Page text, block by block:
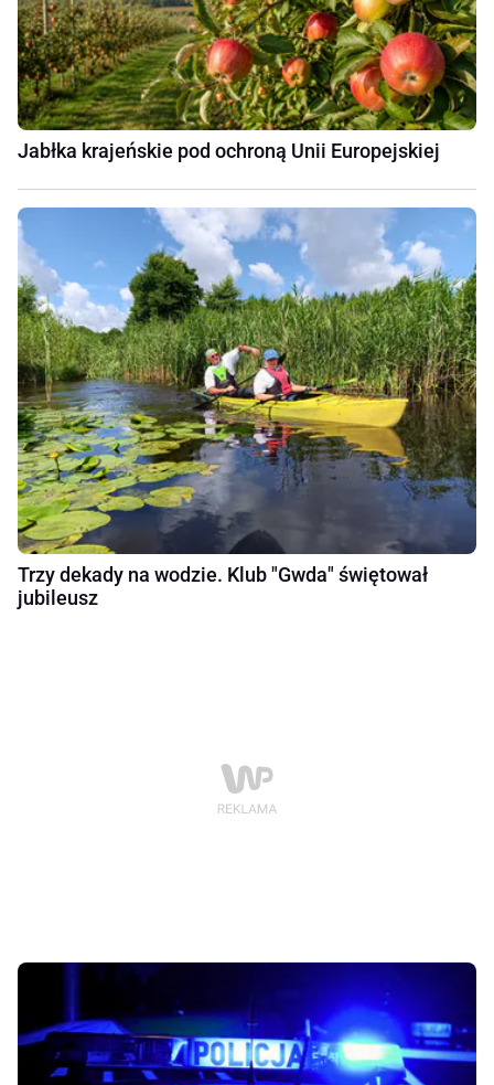
Jabłka krajeńskie pod ochroną Unii Europejskiej
Trzy dekady na wodzie. Klub "Gwda" świętował
jubileusz